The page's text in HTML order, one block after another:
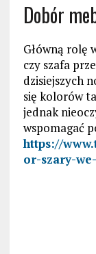
Dobór
Główną rolę
czy szafa
dzisiejszych
się kolorów
jednak
wspomagać
https://
or-szary-